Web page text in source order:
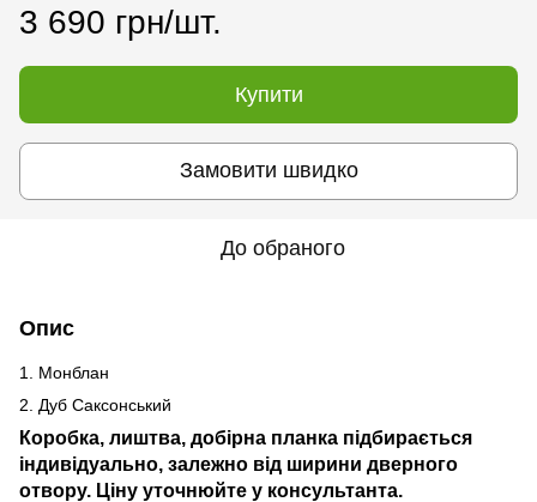
3 690 грн/шт.
Купити
Замовити швидко
До обраного
Опис
1. Монблан
2. Дуб Саксонський
Коробка, лиштва, добірна планка підбирається
індивідуально, залежно від ширини дверного
отвору. Ціну уточнюйте у консультанта.